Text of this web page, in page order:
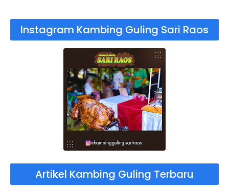
Instagram Kambing Guling Sari Raos
Artikel Kambing Guling Terbaru